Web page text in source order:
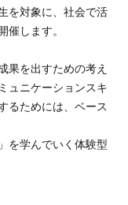
を対象に、社会で活
催します。
果を出すための考え
ュニケーションスキ
るためには、ベース
を学んでいく体験型